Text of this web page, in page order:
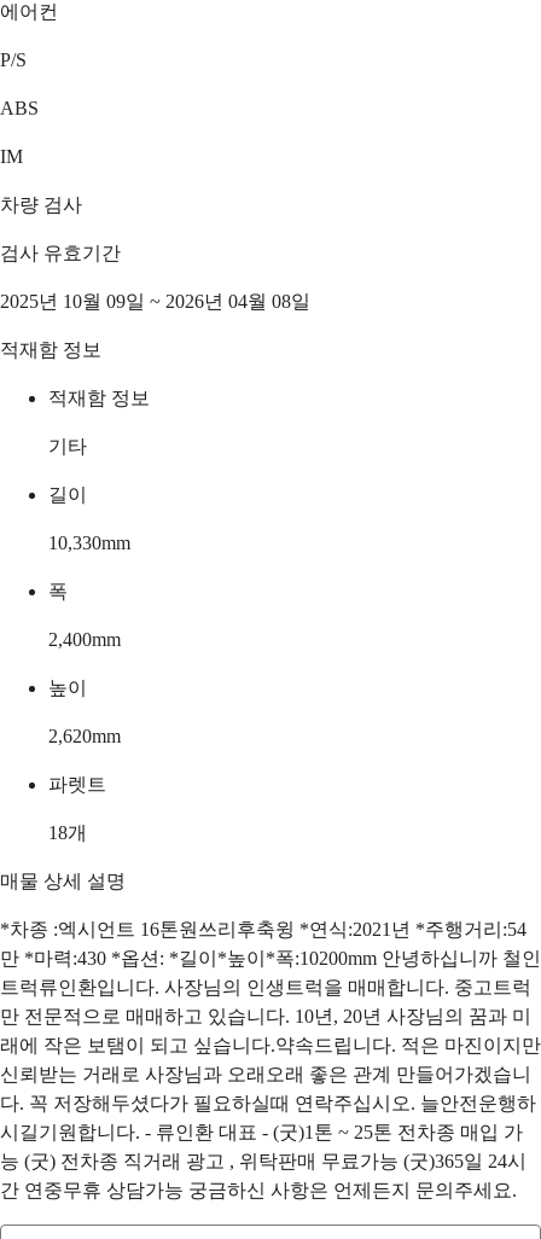
에어컨
P/S
ABS
IM
차량 검사
검사 유효기간
2025년 10월 09일 ~ 2026년 04월 08일
적재함 정보
적재함 정보
기타
길이
10,330mm
폭
2,400mm
높이
2,620mm
파렛트
18개
매물 상세 설명
*차종 :엑시언트 16톤원쓰리후축윙 *연식:2021년 *주행거리:54
만 *마력:430 *옵션: *길이*높이*폭:10200mm 안녕하십니까 철인
트럭류인환입니다. 사장님의 인생트럭을 매매합니다. 중고트럭
만 전문적으로 매매하고 있습니다. 10년, 20년 사장님의 꿈과 미
래에 작은 보탬이 되고 싶습니다.약속드립니다. 적은 마진이지만
신뢰받는 거래로 사장님과 오래오래 좋은 관계 만들어가겠습니
다. 꼭 저장해두셨다가 필요하실때 연락주십시오. 늘안전운행하
시길기원합니다. - 류인환 대표 - (굿)1톤 ~ 25톤 전차종 매입 가
능 (굿) 전차종 직거래 광고 , 위탁판매 무료가능 (굿)365일 24시
간 연중무휴 상담가능 궁금하신 사항은 언제든지 문의주세요.